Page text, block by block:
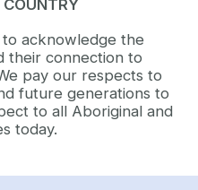
COUNTRY
acknowledge the
their connection to
pay our respects to
future generations to
to all Aboriginal and
today.